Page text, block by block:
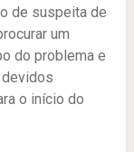
de suspeita de
um
do problema e
o início do